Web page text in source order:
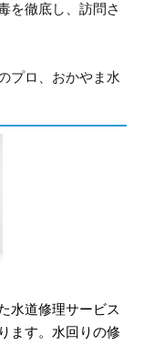
を徹底し、訪問さ
プロ、おかやま水
水道修理サービス
ます。水回りの修